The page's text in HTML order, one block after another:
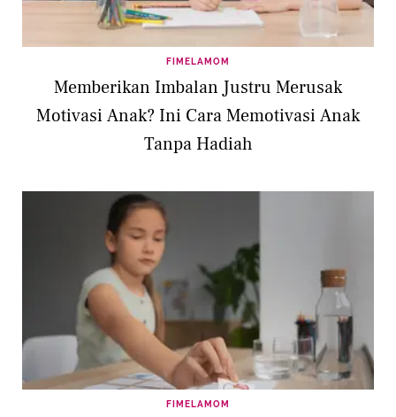
FIMELAMOM
Memberikan Imbalan Justru Merusak
Motivasi Anak? Ini Cara Memotivasi Anak
Tanpa Hadiah
FIMELAMOM